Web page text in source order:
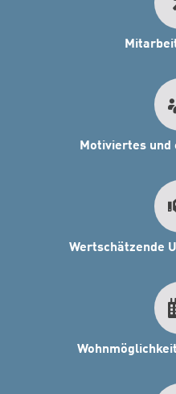
Motiviertes und
Wertschätzende